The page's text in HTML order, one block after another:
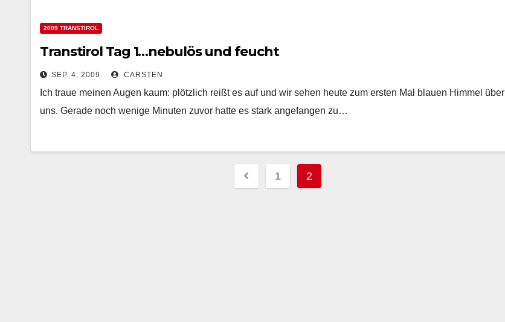
2009 TRANSTIROL
Transtirol Tag 1…nebulös und feucht
SEP. 4, 2009 CARSTEN
Ich traue meinen Augen kaum: plötzlich reißt es auf und wir sehen heute zum ersten Mal blauen Himmel über
uns. Gerade noch wenige Minuten zuvor hatte es stark angefangen zu…
Beitragsnavigation
1 2